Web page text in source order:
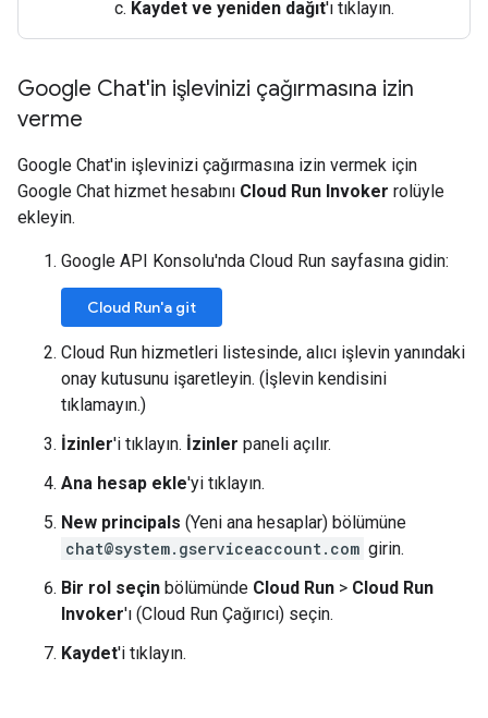
Kaydet ve yeniden dağıt'ı tıklayın.
Google Chat'in işlevinizi çağırmasına izin
verme
Google Chat'in işlevinizi çağırmasına izin vermek için
Google Chat hizmet hesabını Cloud Run Invoker rolüyle
ekleyin.
Google API Konsolu'nda Cloud Run sayfasına gidin:
Cloud Run'a git
Cloud Run hizmetleri listesinde, alıcı işlevin yanındaki
onay kutusunu işaretleyin. (İşlevin kendisini
tıklamayın.)
İzinler'i tıklayın. İzinler paneli açılır.
Ana hesap ekle'yi tıklayın.
New principals (Yeni ana hesaplar) bölümüne
chat@system.gserviceaccount.com girin.
Bir rol seçin bölümünde Cloud Run > Cloud Run
Invoker'ı (Cloud Run Çağırıcı) seçin.
Kaydet'i tıklayın.